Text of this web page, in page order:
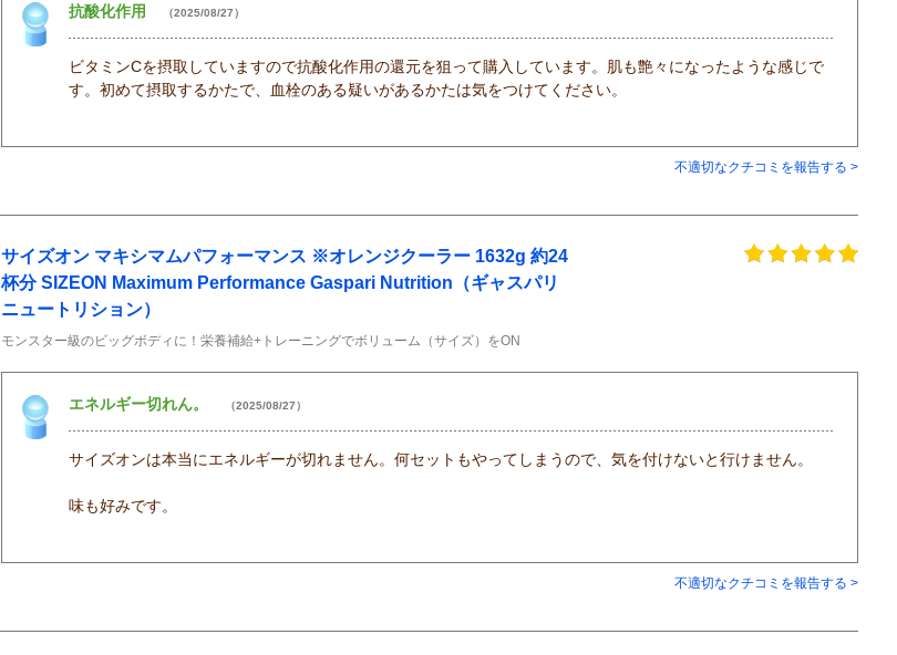
抗酸化作用 （2025/08/27）
ビタミンCを摂取していますので抗酸化作用の還元を狙って購入しています。肌も艶々になったような感じで
す。初めて摂取するかたで、血栓のある疑いがあるかたは気をつけてください。
不適切なクチコミを報告する >
サイズオン マキシマムパフォーマンス ※オレンジクーラー 1632g 約24
杯分 SIZEON Maximum Performance Gaspari Nutrition（ギャスパリ
ニュートリション）
モンスター級のビッグボディに！栄養補給+トレーニングでボリューム（サイズ）をON
エネルギー切れん。 （2025/08/27）
サイズオンは本当にエネルギーが切れません。何セットもやってしまうので、気を付けないと行けません。
味も好みです。
不適切なクチコミを報告する >